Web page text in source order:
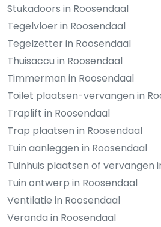
Stukadoors in Roosendaal
Tegelvloer in Roosendaal
Tegelzetter in Roosendaal
Thuisaccu in Roosendaal
Timmerman in Roosendaal
Toilet plaatsen-vervangen in
Traplift in Roosendaal
Trap plaatsen in Roosendaal
Tuin aanleggen in Roosendaal
Tuinhuis plaatsen of vervangen
Tuin ontwerp in Roosendaal
Ventilatie in Roosendaal
Veranda in Roosendaal